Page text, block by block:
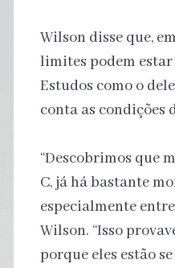
Wilson disse que,
limites podem estar
Estudos como o
conta as condições
“Descobrimos que
C, já há bastante
especialmente
Wilson. “Isso
porque eles estão